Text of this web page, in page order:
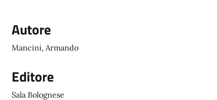
Autore
Mancini, Armando
Editore
Sala Bolognese